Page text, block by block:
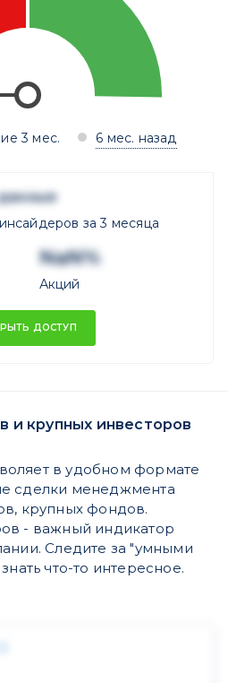
3 мес. 6 мес. назад
за 3 месяца
NaN%
Акций
ДОСТУП
и крупных инвесторов
в удобном формате
сделки менеджмента
крупных фондов.
- важный индикатор
Следите за "умными
что-то интересное.